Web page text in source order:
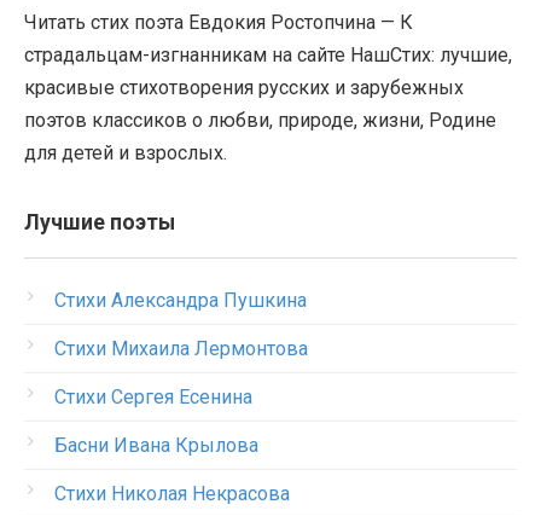
Читать стих поэта Евдокия Ростопчина — К
страдальцам-изгнанникам на сайте НашСтих: лучшие,
красивые стихотворения русских и зарубежных
поэтов классиков о любви, природе, жизни, Родине
для детей и взрослых.
Лучшие поэты
Стихи Александра Пушкина
Стихи Михаила Лермонтова
Стихи Сергея Есенина
Басни Ивана Крылова
Стихи Николая Некрасова